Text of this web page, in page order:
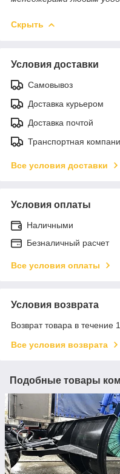
Скрыть
Условия доставки
Самовывоз
Доставка курьером
Доставка почтой
Транспортная
Все условия доставки
Условия оплаты
Наличными
Безналичный расчет
Все условия оплаты
Условия возврата
Возврат товара в течение
Все условия возврата
Подобные товары